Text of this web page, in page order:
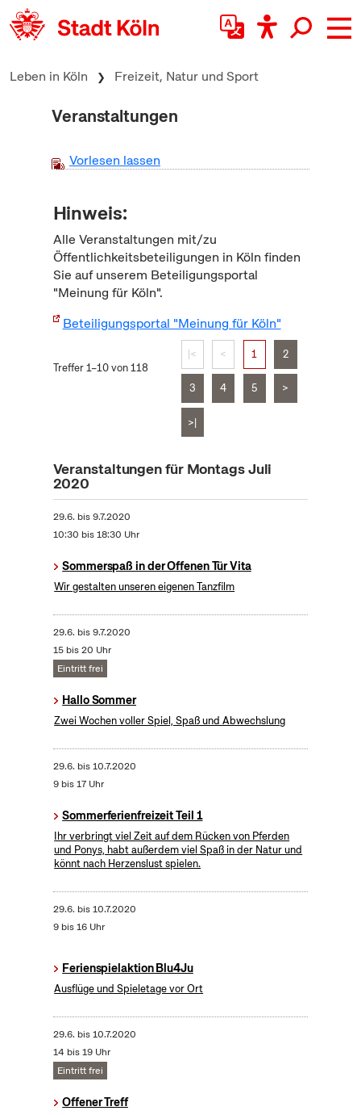
zum Inhalt springen
Leben in Köln Freizeit, Natur und Sport
Veranstaltungen
Vorlesen lassen
Hinweis:
Alle Veranstaltungen mit/zu
Öffentlichkeitsbeteiligungen in Köln finden
Sie auf unserem Beteiligungsportal
"Meinung für Köln".
Beteiligungsportal "Meinung für Köln"
Treffer 1–10 von 118
|< < 1 2
3 4 5 >
>|
Veranstaltungen für Montags Juli
2020
29.6. bis9.7.2020
10:30 bis 18:30 Uhr
Sommerspaß in der Offenen Tür Vita
Wir gestalten unseren eigenen Tanzfilm
29.6. bis9.7.2020
15 bis 20 Uhr
Eintritt frei
Hallo Sommer
Zwei Wochen voller Spiel, Spaß und Abwechslung
29.6. bis10.7.2020
9 bis 17 Uhr
Sommerferienfreizeit Teil 1
Ihr verbringt viel Zeit auf dem Rücken von Pferden
und Ponys, habt außerdem viel Spaß in der Natur und
könnt nach Herzenslust spielen.
29.6. bis10.7.2020
9 bis 16 Uhr
Ferienspielaktion Blu4Ju
Ausflüge und Spieletage vor Ort
29.6. bis10.7.2020
14 bis 19 Uhr
Eintritt frei
Offener Treff